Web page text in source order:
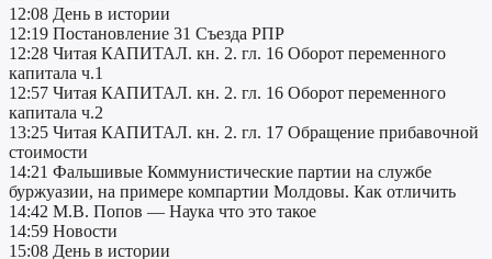
12:08 День в истории
12:19 Постановление 31 Съезда РПР
12:28 Читая КАПИТАЛ. кн. 2. гл. 16 Оборот переменного
капитала ч.1
12:57 Читая КАПИТАЛ. кн. 2. гл. 16 Оборот переменного
капитала ч.2
13:25 Читая КАПИТАЛ. кн. 2. гл. 17 Обращение прибавочной
стоимости
14:21 Фальшивые Коммунистические партии на службе
буржуазии, на примере компартии Молдовы. Как отличить
14:42 М.В. Попов — Наука что это такое
14:59 Новости
15:08 День в истории